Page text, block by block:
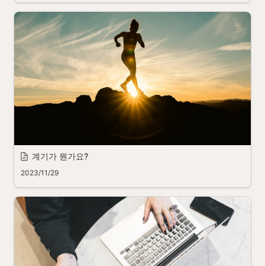
계기가 뭔가요?
2023/11/29